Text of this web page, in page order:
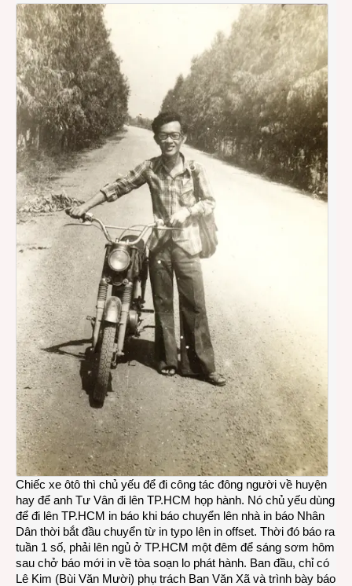
Chiếc xe ôtô thì chủ yếu để đi công tác đông người về huyện
hay để anh Tư Vân đi lên TP.HCM họp hành. Nó chủ yếu dùng
để đi lên TP.HCM in báo khi báo chuyển lên nhà in báo Nhân
Dân thời bắt đầu chuyển từ in typo lên in offset. Thời đó báo ra
tuần 1 số, phải lên ngủ ở TP.HCM một đêm để sáng sơm hôm
sau chở báo mới in về tòa soạn lo phát hành. Ban đầu, chỉ có
Lê Kim (Bùi Văn Mười) phụ trách Ban Văn Xã và trình bày báo